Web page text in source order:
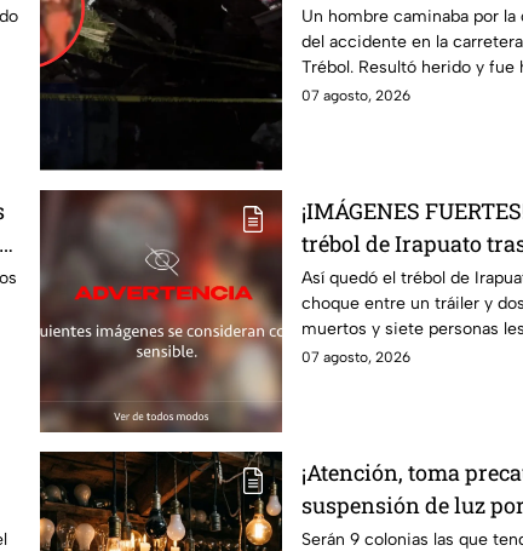
accid3nte en Irapuato
Un hombre caminaba por
del accidente en la
Trébol. Resultó herido y fue
07 agosto, 2026
¡IMÁGENES
trébol de Irapuato
choque; hay mu3rtos
Así quedó el trébol de
choque entre un tráiler y
muertos y siete personas
siguen en la zona
07 agosto, 2026
¡Atención, toma
suspensión de luz
viernes 7 y mañana
Serán 9 colonias las que